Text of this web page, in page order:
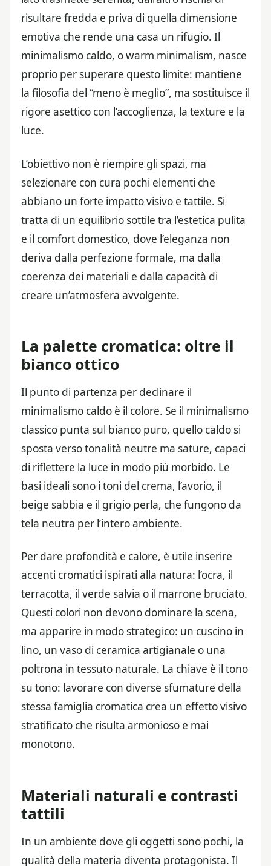
risultare fredda e priva di quella dimensione
emotiva che rende una casa un rifugio. Il
minimalismo caldo, o warm minimalism, nasce
proprio per superare questo limite: mantiene
la filosofia del “meno è meglio”, ma sostituisce il
rigore asettico con l’accoglienza, la texture e la
luce.
L’obiettivo non è riempire gli spazi, ma
selezionare con cura pochi elementi che
abbiano un forte impatto visivo e tattile. Si
tratta di un equilibrio sottile tra l’estetica pulita
e il comfort domestico, dove l’eleganza non
deriva dalla perfezione formale, ma dalla
coerenza dei materiali e dalla capacità di
creare un’atmosfera avvolgente.
La palette cromatica: oltre il
bianco ottico
Il punto di partenza per declinare il
minimalismo caldo è il colore. Se il minimalismo
classico punta sul bianco puro, quello caldo si
sposta verso tonalità neutre ma sature, capaci
di riflettere la luce in modo più morbido. Le
basi ideali sono i toni del crema, l’avorio, il
beige sabbia e il grigio perla, che fungono da
tela neutra per l’intero ambiente.
Per dare profondità e calore, è utile inserire
accenti cromatici ispirati alla natura: l’ocra, il
terracotta, il verde salvia o il marrone bruciato.
Questi colori non devono dominare la scena,
ma apparire in modo strategico: un cuscino in
lino, un vaso di ceramica artigianale o una
poltrona in tessuto naturale. La chiave è il tono
su tono: lavorare con diverse sfumature della
stessa famiglia cromatica crea un effetto visivo
stratificato che risulta armonioso e mai
monotono.
Materiali naturali e contrasti
tattili
In un ambiente dove gli oggetti sono pochi, la
qualità della materia diventa protagonista. Il